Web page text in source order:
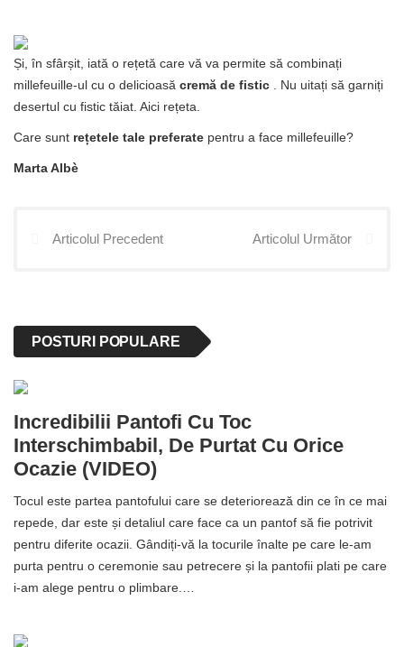
Și, în sfârșit, iată o rețetă care vă va permite să combinați
millefeuille-ul cu o delicioasă cremă de fistic . Nu uitați să garniți
desertul cu fistic tăiat. Aici rețeta.
Care sunt rețetele tale preferate pentru a face millefeuille?
Marta Albè
Articolul Precedent Articolul Următor
POSTURI POPULARE
Incredibilii Pantofi Cu Toc
Interschimbabil, De Purtat Cu Orice
Ocazie (VIDEO)
Tocul este partea pantofului care se deteriorează din ce în ce mai
repede, dar este și detaliul care face ca un pantof să fie potrivit
pentru diferite ocazii. Gândiți-vă la tocurile înalte pe care le-am
purta pentru o ceremonie sau petrecere și la pantofii plati pe care
i-am alege pentru o plimbare.…